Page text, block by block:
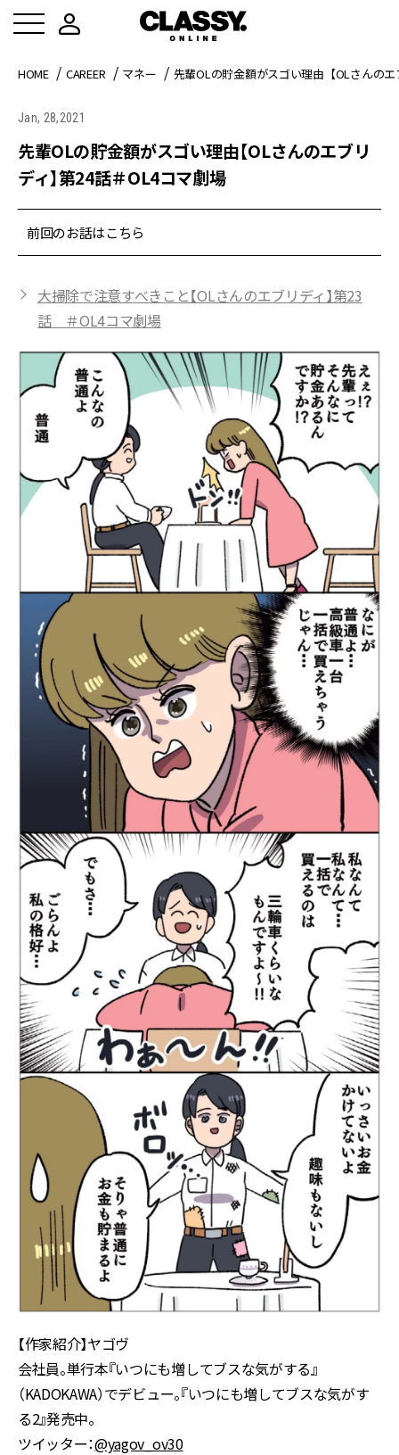
HOME CAREER マネー 先輩OLの貯金額がスゴい理由【OLさんの
Jan, 28,2021
先輩OLの貯金額がスゴい理由【OLさんのエブリ
ディ】第24話＃OL4コマ劇場
前回のお話はこちら
大掃除で注意すべきこと【OLさんのエブリディ】第23
話 ＃OL4コマ劇場
【作家紹介】ヤゴヴ
会社員。単行本『いつにも増してブスな気がする』
（KADOKAWA）でデビュー。『いつにも増してブスな気がす
る2』発売中。
ツイッター：@yagov_ov30